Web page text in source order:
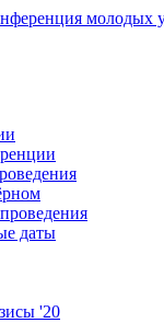
даты
'20